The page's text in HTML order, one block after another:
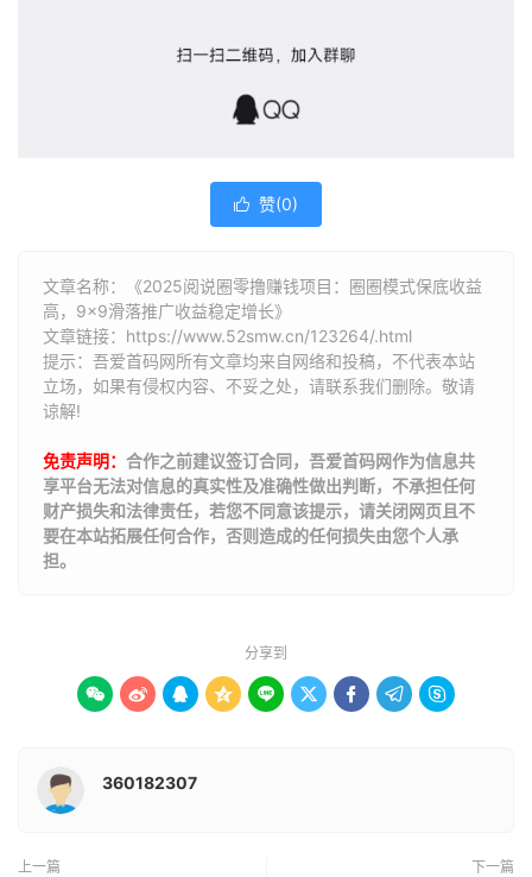
 赞(0)
文章名称：《​​2025阅说圈零撸赚钱项目：圈圈模式保底收益
高，9×9滑落推广收益稳定增长​​》
文章链接： https://www.52smw.cn/123264/.html
提示：吾爱首码网所有文章均来自网络和投稿，不代表本站
立场，如果有侵权内容、不妥之处，请联系我们删除。敬请
谅解!
免责声明： 合作之前建议签订合同，吾爱首码网作为信息共
享平台无法对信息的真实性及准确性做出判断，不承担任何
财产损失和法律责任，若您不同意该提示，请关闭网页且不
要在本站拓展任何合作，否则造成的任何损失由您个人承
担。
分享到
        
360182307
上一篇 下一篇